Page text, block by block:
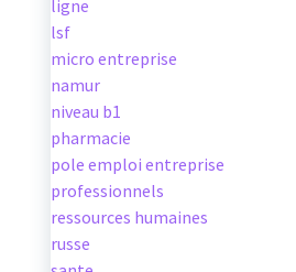
ligne
lsf
micro entreprise
namur
niveau b1
pharmacie
pole emploi entreprise
professionnels
ressources humaines
russe